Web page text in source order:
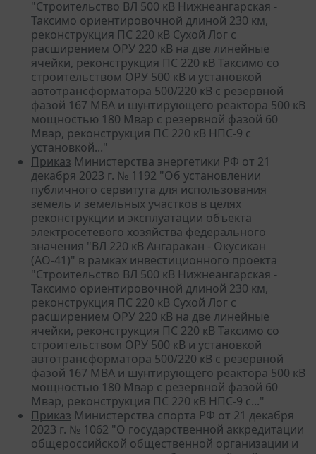
"Строительство ВЛ 500 кВ Нижнеангарская -
Таксимо ориентировочной длиной 230 км,
реконструкция ПС 220 кВ Сухой Лог с
расширением ОРУ 220 кВ на две линейные
ячейки, реконструкция ПС 220 кВ Таксимо со
строительством ОРУ 500 кВ и установкой
автотрансформатора 500/220 кВ с резервной
фазой 167 МВА и шунтирующего реактора 500 кВ
мощностью 180 Мвар с резервной фазой 60
Мвар, реконструкция ПС 220 кВ НПС-9 с
установкой..."
Приказ Министерства энергетики РФ от 21
декабря 2023 г. № 1192 "Об установлении
публичного сервитута для использования
земель и земельных участков в целях
реконструкции и эксплуатации объекта
электросетевого хозяйства федерального
значения "ВЛ 220 кВ Ангаракан - Окусикан
(АО-41)" в рамках инвестиционного проекта
"Строительство ВЛ 500 кВ Нижнеангарская -
Таксимо ориентировочной длиной 230 км,
реконструкция ПС 220 кВ Сухой Лог с
расширением ОРУ 220 кВ на две линейные
ячейки, реконструкция ПС 220 кВ Таксимо со
строительством ОРУ 500 кВ и установкой
автотрансформатора 500/220 кВ с резервной
фазой 167 МВА и шунтирующего реактора 500 кВ
мощностью 180 Мвар с резервной фазой 60
Мвар, реконструкция ПС 220 кВ НПС-9 с..."
Приказ Министерства спорта РФ от 21 декабря
2023 г. № 1062 "О государственной аккредитации
общероссийской общественной организации и